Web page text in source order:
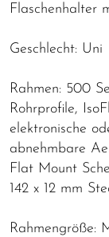
Flaschenhalter
Geschlecht: Uni
Rahmen: 500
Rohrprofile,
elektronische
abnehmbare
Flat Mount
142 x 12 mm
Rahmengröße: